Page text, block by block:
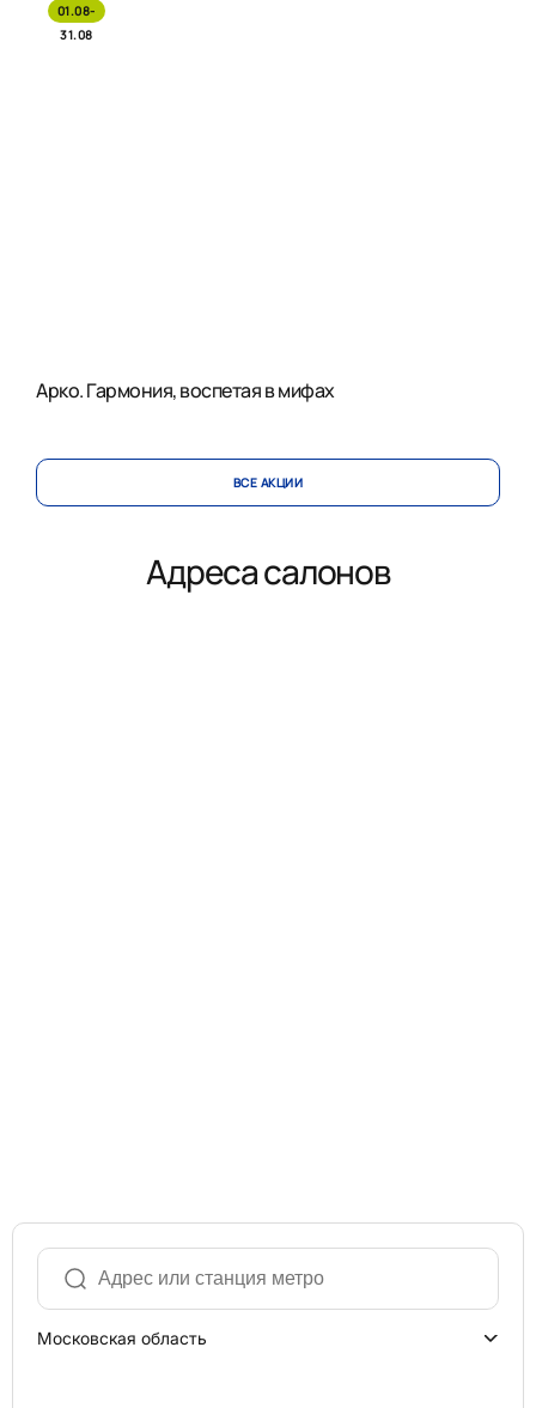
01.08-
31.08
Арко. Гармония, воспетая в мифах
ВСЕ АКЦИИ
Адреса салонов
Московская область